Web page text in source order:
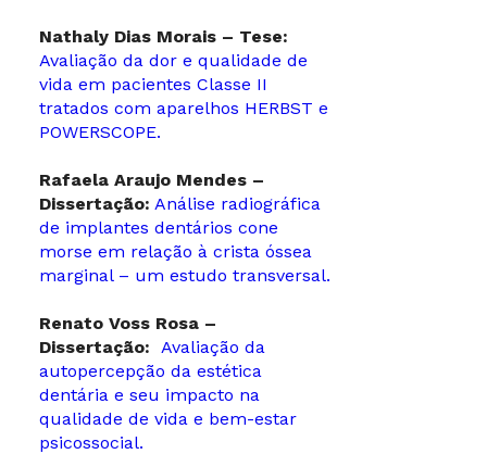
Nathaly Dias Morais – Tese:
Avaliação da dor e qualidade de
vida em pacientes Classe II
tratados com aparelhos HERBST e
POWERSCOPE.
Rafaela Araujo Mendes –
Dissertação: Análise radiográfica
de implantes dentários cone
morse em relação à crista óssea
marginal – um estudo transversal.
Renato Voss Rosa –
Dissertação: Avaliação da
autopercepção da estética
dentária e seu impacto na
qualidade de vida e bem-estar
psicossocial.